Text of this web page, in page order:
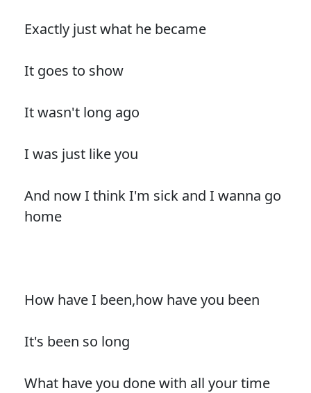
Exactly just what he became
It goes to show
It wasn't long ago
I was just like you
And now I think I'm sick and I wanna go
home
How have I been,how have you been
It's been so long
What have you done with all your time